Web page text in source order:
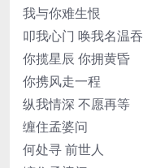
我与你难生恨
叩我心门 唤我名温吞
你揽星辰 你拥黄昏
你携风走一程
纵我情深 不愿再等
缠住孟婆问
何处寻 前世人